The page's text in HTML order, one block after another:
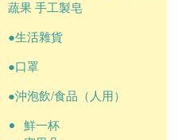
蔬果 手工製皂
●生活雜貨
●口罩
●沖泡飲/食品（人用）
鮮一杯